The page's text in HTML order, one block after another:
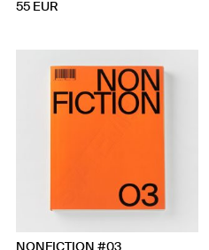
55 EUR
NONFICTION #03